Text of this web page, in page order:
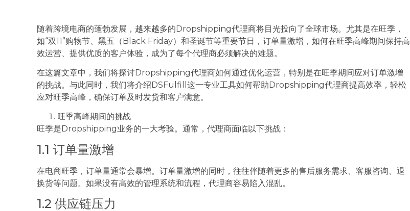
随着跨境电商的蓬勃发展，越来越多的Dropshipping代理商将目光投向了全球市场。尤其是在旺季，
如“双11”购物节、黑五（Black Friday）和圣诞节等重要节日，订单量激增，如何在旺季高峰期间保持高
效运营、提供优质的客户体验，成为了每个代理商必须解决的难题。
在这篇文章中，我们将探讨Dropshipping代理商如何通过优化运营，特别是在旺季期间应对订单激增
的挑战。与此同时，我们将介绍DSFulfill这一专业工具如何帮助Dropshipping代理商提高效率，轻松
应对旺季高峰，确保订单及时发货和客户满意。
旺季高峰期间的挑战
旺季是Dropshipping业务的一大考验。通常，代理商面临以下挑战：
1.1 订单量激增
在电商旺季，订单量通常会暴增。订单量激增的同时，往往伴随着更多的售后服务需求、客服咨询、退
换货等问题。如果没有高效的管理系统和流程，代理商容易陷入混乱。
1.2 供应链压力